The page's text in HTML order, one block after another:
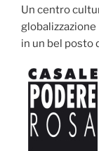
Un centro
globalizzazione
in un bel posto